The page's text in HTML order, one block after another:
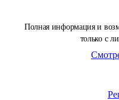
Полная информация и
только с